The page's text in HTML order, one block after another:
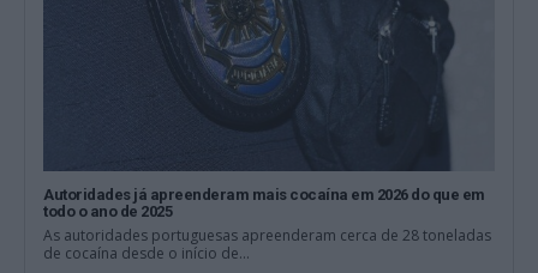
Autoridades já apreenderam mais cocaína em 2026 do que em
todo o ano de 2025
As autoridades portuguesas apreenderam cerca de 28 toneladas
de cocaína desde o início de...